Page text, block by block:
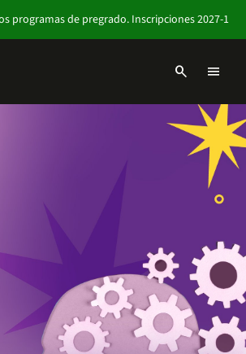
programas de pregrado. Inscripciones 2027-1
Navbar
search menu